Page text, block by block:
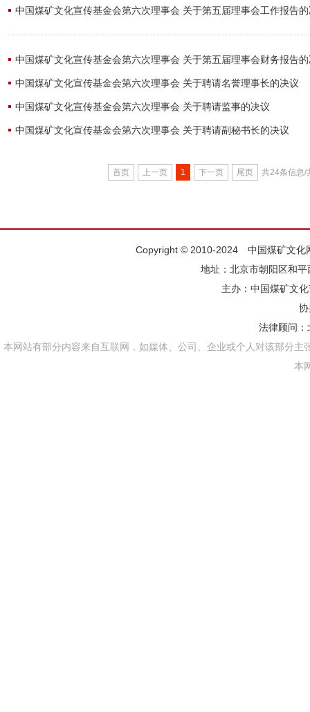
中国煤矿文化宣传基金会第六次理事会 关于第五届理事会工作报告
中国煤矿文化宣传基金会第六次理事会 关于第五届理事会财务报告
中国煤矿文化宣传基金会第六次理事会 关于聘请名誉理事长的决议
中国煤矿文化宣传基金会第六次理事会 关于聘请监事的决议
中国煤矿文化宣传基金会第六次理事会 关于聘请副秘书长的决议
首页 上一页 1 下一页 尾页 共24条信息/
Copyright © 2010-2024 中国煤矿文
地址：北京市朝阳区和
主办： 中国煤矿文
法律顾问：
本网站有部分内容来自互联网，如媒体、公司、企业或个人对该部分
本